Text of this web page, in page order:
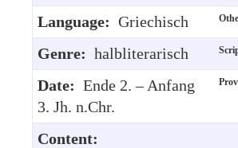
Language: Griechisch
Genre: halbliterarisch
Date: Ende 2. – Anfang
3. Jh. n.Chr.
Content: